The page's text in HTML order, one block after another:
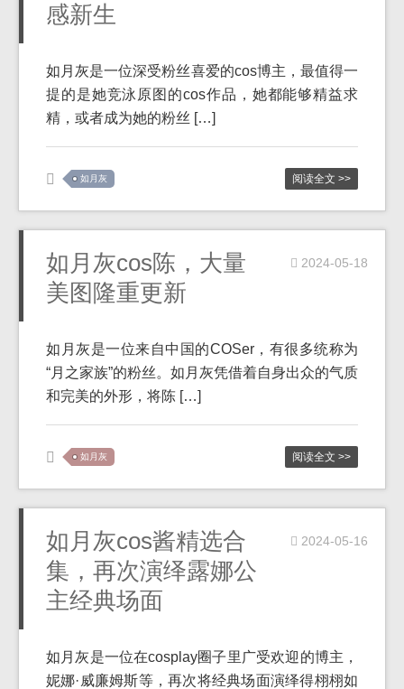
感新生
如月灰是一位深受粉丝喜爱的cos博主，最值得一
提的是她竞泳原图的cos作品，她都能够精益求
精，或者成为她的粉丝 […]
如月灰 阅读全文 >>
如月灰cos陈，大量
美图隆重更新
2024-05-18
如月灰是一位来自中国的COSer，有很多统称为
“月之家族”的粉丝。如月灰凭借着自身出众的气质
和完美的外形，将陈 […]
如月灰 阅读全文 >>
如月灰cos酱精选合
集，再次演绎露娜公
主经典场面
2024-05-16
如月灰是一位在cosplay圈子里广受欢迎的博主，
妮娜·威廉姆斯等，再次将经典场面演绎得栩栩如